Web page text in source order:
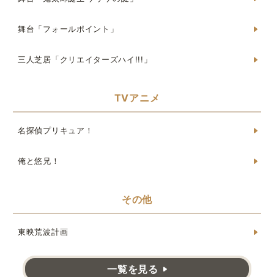
舞台「フォールポイント」
三人芝居「クリエイターズハイ!!!」
TVアニメ
名探偵プリキュア！
俺と悠兄！
その他
東映荒波計画
一覧を見る